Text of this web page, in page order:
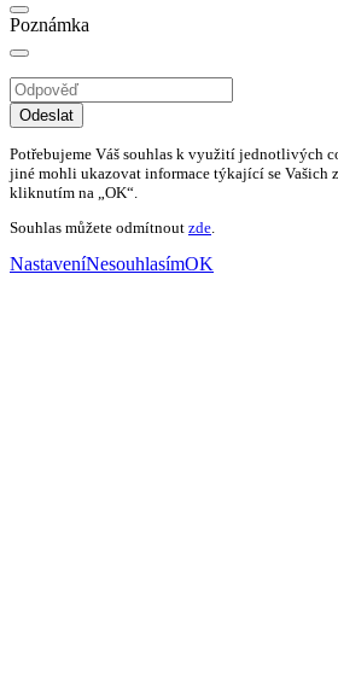
Poznámka
Odeslat
Potřebujeme Váš souhlas k využití jednotlivých
jiné mohli ukazovat informace týkající se Vašich
kliknutím na „OK“.
Souhlas můžete odmítnout zde.
NastaveníNesouhlasímOK